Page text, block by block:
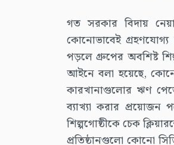
গত সরকার বিদায়
কোনোভাবেই
পড়লে গ্রুপের অবশিষ্ট
আইনে বলা হয়েছে,
কারখানাগুলোর ঋণ
ব্যাখ্যা করার
শিল্পগোষ্ঠীকে চেক
প্রতিষ্ঠানগুলো কোনো